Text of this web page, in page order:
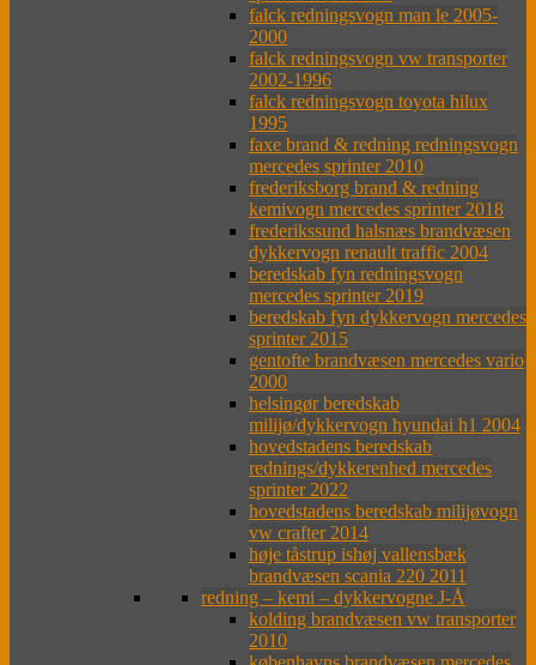
falck redningsvogn man le 2005-
2000
falck redningsvogn vw transporter
2002-1996
falck redningsvogn toyota hilux
1995
faxe brand & redning redningsvogn
mercedes sprinter 2010
frederiksborg brand & redning
kemivogn mercedes sprinter 2018
frederikssund halsnæs brandvæsen
dykkervogn renault traffic 2004
beredskab fyn redningsvogn
mercedes sprinter 2019
beredskab fyn dykkervogn mercedes
sprinter 2015
gentofte brandvæsen mercedes vario
2000
helsingør beredskab
milijø/dykkervogn hyundai h1 2004
hovedstadens beredskab
rednings/dykkerenhed mercedes
sprinter 2022
hovedstadens beredskab milijøvogn
vw crafter 2014
høje tåstrup ishøj vallensbæk
brandvæsen scania 220 2011
redning – kemi – dykkervogne J-Å
kolding brandvæsen vw transporter
2010